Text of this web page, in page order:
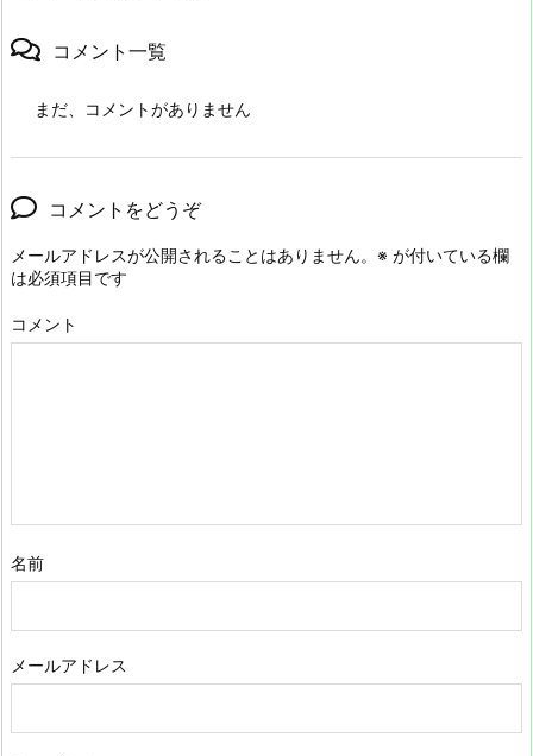
コメント一覧
まだ、コメントがありません
コメントをどうぞ
メールアドレスが公開されることはありません。 ※ が付いている欄
は必須項目です
コメント
名前
メールアドレス